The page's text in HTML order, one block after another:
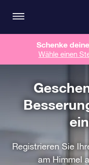
Schenke
Wähle einen
Registrieren Sie
am Himmel